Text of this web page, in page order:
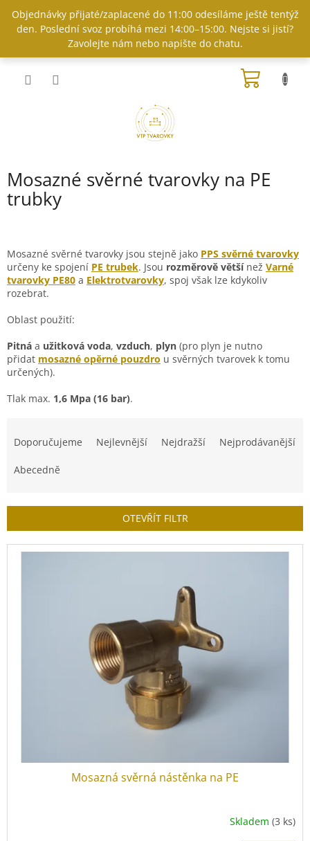
obsah
Objednávky přijaté/zaplacené do 11:00 odesíláme ještě tentýž
den. Poslední svoz probíhá mezi 14:00–15:00. Nejste si jistí?
Zavolejte nám nebo napište do chatu.
Mosazné svěrné tvarovky na PE
trubky
Mosazné svěrné tvarovky jsou stejně jako PPS svěrné tvarovky
určeny ke spojení PE trubek. Jsou rozměrově většínež Varné
tvarovky PE80 a Elektrotvarovky, spoj však lze kdykoliv
rozebrat.
Oblast použití:
Pitná a užitková voda, vzduch, plyn (pro plyn je nutno
přidat mosazné opěrné pouzdro u svěrných tvarovek k tomu
určených).
Tlak max. 1,6 Mpa (16 bar).
r
o
Doporučujeme Nejlevnější Nejdražší Nejprodávanější
Abecedně
OTEVŘÍT FILTR
V
Mosazná svěrná nástěnka na PE
Skladem (3 ks)